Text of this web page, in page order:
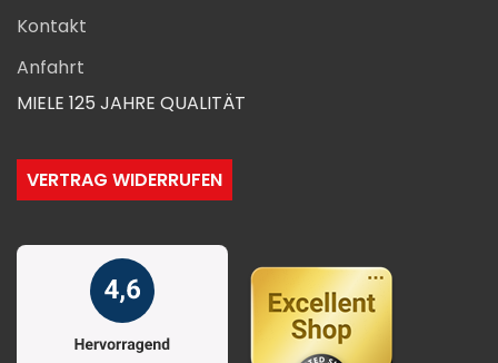
Kontakt
Anfahrt
MIELE 125 JAHRE QUALITÄT
VERTRAG WIDERRUFEN